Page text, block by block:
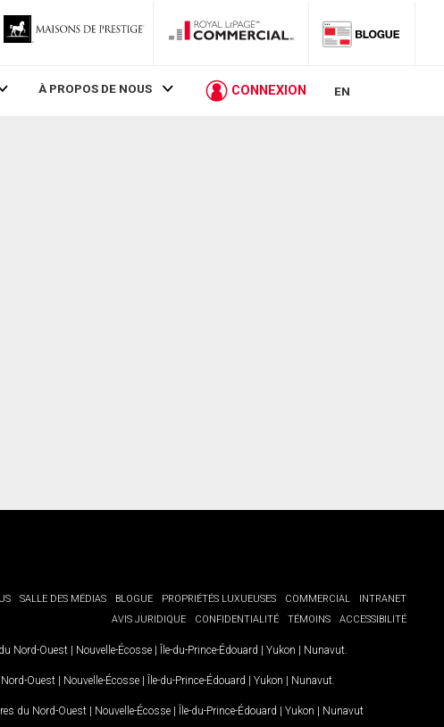
RLP
À PROPOS DE NOUS CONNEXION EN
SALLE DES MÉDIAS BLOGUE PROPRIÉTÉS LUXUEUSES COMMERCIAL
INTRANET
AVIS JURIDIQUE
CONFIDENTIALITÉ TÉMOINS ACCESSIBILITÉ
Nord-Ouest | Nouvelle-Écosse | Île-du-Prince-Édouard | Yukon | Nunavut
Ouest | Nouvelle-Écosse | Île-du-Prince-Édouard | Yukon | Nunavut
du Nord-Ouest | Nouvelle-Écosse | Île-du-Prince-Édouard | Yukon | Nunavut